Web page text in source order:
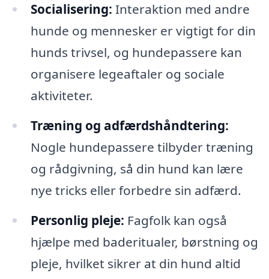
Socialisering: Interaktion med andre
hunde og mennesker er vigtigt for din
hunds trivsel, og hundepassere kan
organisere legeaftaler og sociale
aktiviteter.
Træning og adfærdshåndtering:
Nogle hundepassere tilbyder træning
og rådgivning, så din hund kan lære
nye tricks eller forbedre sin adfærd.
Personlig pleje: Fagfolk kan også
hjælpe med baderitualer, børstning og
pleje, hvilket sikrer at din hund altid